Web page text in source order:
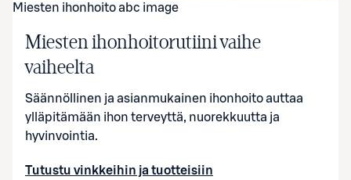
Miesten ihonhoito abc image
Miesten ihonhoitorutiini vaihe
vaiheelta
Säännöllinen ja asianmukainen ihonhoito auttaa
ylläpitämään ihon terveyttä, nuorekkuutta ja
hyvinvointia.
Tutustu vinkkeihin ja tuotteisiin